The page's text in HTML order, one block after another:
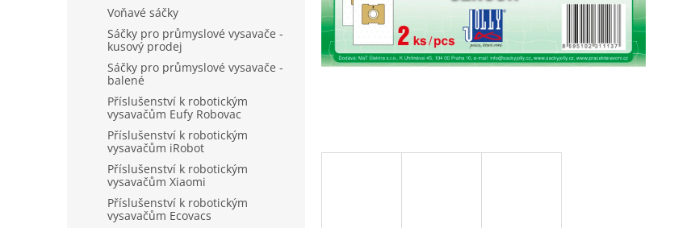
Voňavé sáčky
Sáčky pro průmyslové vysavače -
kusový prodej
Sáčky pro průmyslové vysavače -
balené
Příslušenství k robotickým
vysavačům Eufy Robovac
Příslušenství k robotickým
vysavačům iRobot
Příslušenství k robotickým
vysavačům Xiaomi
Příslušenství k robotickým
vysavačům Ecovacs